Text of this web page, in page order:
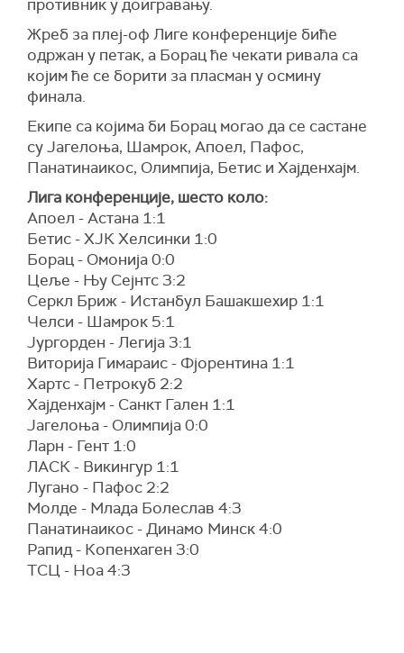
противник у доигравању.
Жреб за плеј-оф Лиге конференције биће
одржан у петак, а Борац ће чекати ривала са
којим ће се борити за пласман у осмину
финала.
Екипе са којима би Борац могао да се састане
су Јагелоња, Шамрок, Апоел, Пафос,
Панатинаикос, Олимпија, Бетис и Хајденхајм.
Лига конференције, шесто коло:
Апоел - Астана 1:1
Бетис - ХЈК Хелсинки 1:0
Борац - Омонија 0:0
Цеље - Њу Сејнтс 3:2
Серкл Бриж - Истанбул Башакшехир 1:1
Челси - Шамрок 5:1
Јургорден - Легија 3:1
Виторија Гимараис - Фјорентина 1:1
Хартс - Петрокуб 2:2
Хајденхајм - Санкт Гален 1:1
Јагелоња - Олимпија 0:0
Ларн - Гент 1:0
ЛАСК - Викингур 1:1
Лугано - Пафос 2:2
Молде - Млада Болеслав 4:3
Панатинаикос - Динамо Минск 4:0
Рапид - Копенхаген 3:0
ТСЦ - Нoa 4:3